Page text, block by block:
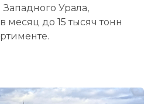
Урала,
месяц до 15 тысяч тонн